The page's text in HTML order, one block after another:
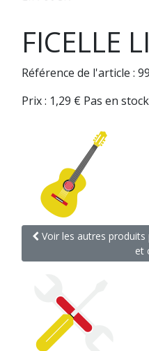
FICELLE
Référence de l'article :
Prix : 1,29 € Pas en stock
Voir les autres
et